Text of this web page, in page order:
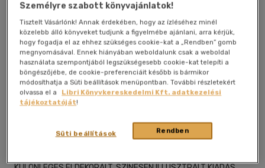
Kívánságlistához adom Megosztom
Németh & Németh Kiadó| magyar nyelvű
Személyre szabott könyvajánlatok!
Tisztelt Vásárlónk! Annak érdekében, hogy az ízléséhez minél
közelebb álló könyveket tudjunk a figyelmébe ajánlani, arra kérjük,
hogy fogadja el az ehhez szükséges cookie-kat a „Rendben” gomb
megnyomásával. Ennek hiányában weboldalunk csak a weboldal
használata szempontjából legszükségesebb cookie-kat telepíti a
böngészőjébe, de cookie-preferenciáit később is bármikor
módosíthatja a Süti beállítások menüpontban. További részletekért
olvassa el a
Libri Könyvkereskedelmi Kft. adatkezelési
tájékoztatóját!
Rendben
Süti beállítások